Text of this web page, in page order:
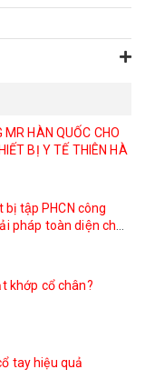
MR HÀN QUỐC CHO
BỊ Y TẾ THIÊN HÀ
bị tập PHCN công
pháp toàn diện cho
khớp cổ chân?
tay hiệu quả